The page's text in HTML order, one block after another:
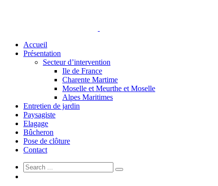
Accueil
Présentation
Secteur d’intervention
Ile de France
Charente Martime
Moselle et Meurthe et Moselle
Alpes Maritimes
Entretien de jardin
Paysagiste
Elagage
Bûcheron
Pose de clôture
Contact